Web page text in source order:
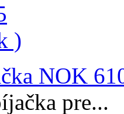
NOK
pre...